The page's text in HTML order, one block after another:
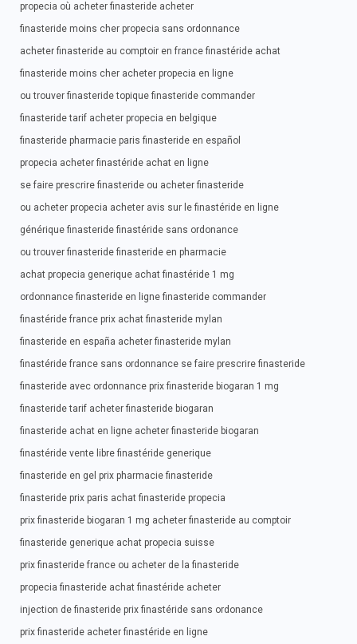
propecia où acheter finasteride acheter
finasteride moins cher propecia sans ordonnance
acheter finasteride au comptoir en france finastéride achat
finasteride moins cher acheter propecia en ligne
ou trouver finasteride topique finasteride commander
finasteride tarif acheter propecia en belgique
finasteride pharmacie paris finasteride en español
propecia acheter finastéride achat en ligne
se faire prescrire finasteride ou acheter finasteride
ou acheter propecia acheter avis sur le finastéride en ligne
générique finasteride finastéride sans ordonance
ou trouver finasteride finasteride en pharmacie
achat propecia generique achat finastéride 1 mg
ordonnance finasteride en ligne finasteride commander
finastéride france prix achat finasteride mylan
finasteride en españa acheter finasteride mylan
finastéride france sans ordonnance se faire prescrire finasteride
finasteride avec ordonnance prix finasteride biogaran 1 mg
finasteride tarif acheter finasteride biogaran
finasteride achat en ligne acheter finasteride biogaran
finastéride vente libre finastéride generique
finasteride en gel prix pharmacie finasteride
finasteride prix paris achat finasteride propecia
prix finasteride biogaran 1 mg acheter finasteride au comptoir
finasteride generique achat propecia suisse
prix finasteride france ou acheter de la finasteride
propecia finasteride achat finastéride acheter
injection de finasteride prix finastéride sans ordonance
prix finasteride acheter finastéride en ligne